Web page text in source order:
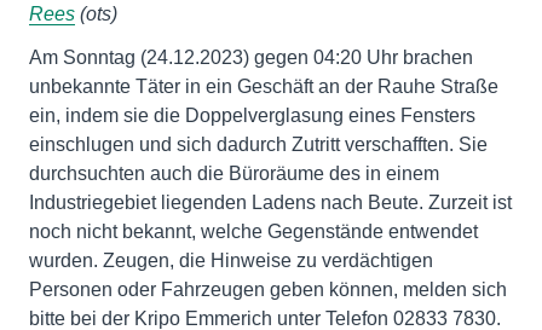
Rees (ots)
Am Sonntag (24.12.2023) gegen 04:20 Uhr brachen
unbekannte Täter in ein Geschäft an der Rauhe Straße
ein, indem sie die Doppelverglasung eines Fensters
einschlugen und sich dadurch Zutritt verschafften. Sie
durchsuchten auch die Büroräume des in einem
Industriegebiet liegenden Ladens nach Beute. Zurzeit ist
noch nicht bekannt, welche Gegenstände entwendet
wurden. Zeugen, die Hinweise zu verdächtigen
Personen oder Fahrzeugen geben können, melden sich
bitte bei der Kripo Emmerich unter Telefon 02833 7830.